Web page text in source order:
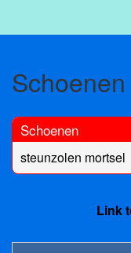
Schoenen
Schoenen
steunzolen mortsel
Link